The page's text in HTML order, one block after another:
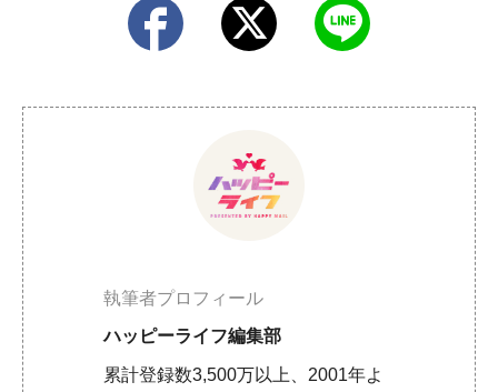
執筆者プロフィール
ハッピーライフ編集部
累計登録数3,500万以上、2001年よ